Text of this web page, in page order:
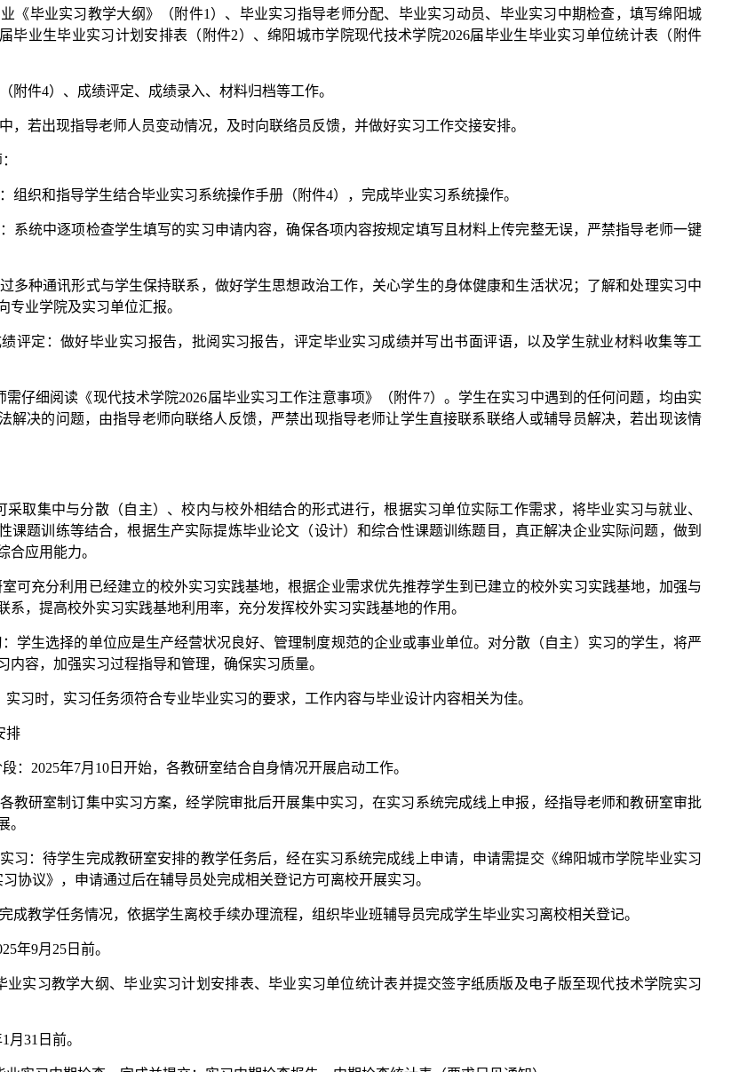
业《毕业实习教学大纲》（附件1）、毕业实习指导老师分配、毕业实习动员、毕业实习中期检查，填写绵阳城
毕业生毕业实习计划安排表（附件2）、绵阳城市学 院现代技术学院2026届毕业生毕业实习单位统计表（附件
附件4）、成绩评定、 成绩录入、材料归档等工作。
，若出现指导老师人员变动情况，及时向联络员反馈，并做好实习工作交接安排。
组织和指导学生结合毕业实习系统操作手册（附件4），完成毕业实习系统操作。
：系统中逐项检查学生填写的实习申请内容，确保各项内容按规定填写且材料上传完整无误，严禁指导老师一键
过多种通讯形式与学生保持联系，做好学生思想政治工作，关心学生的身体健康和生活状况；了解和处理实习中
专业学院及实习单位汇报。
绩评定：做好毕业实习报告，批阅实习报告，评定毕业实习成绩并写出书面评语，以及学生就业材料收集等工
需仔细阅读《现代技术学院2026届毕业实习工作注意事项》（附件7）。学生在实习中遇到的任何问题，均由实
解决的问题，由指导老师向联络人反馈，严禁出现指导老师让学生直接联系联络人或辅导员解决，若出现该情
采取集中与分散（自主）、校内与校外相结合的形式进行，根据实习单位实际工作需求，将毕业实习与就业、
课题训练等结合，根据生产实际提炼毕业论文（设计）和综合性课题训练题目，真正解决企业实际问题，做到
合应用能力。
可充分利用已经建立的校外实习实践基地，根据企业需求优先推荐学生到已建立的校外实习实践基地，加强与
系，提高校外实习实践基地利用率，充分发挥校外实习实践基地的作用。
学生选择的单位应是生产经营状况良好、管理制度规范的企业或事业单位。对分散（自主）实习的学生，将严
内容，加强实习过程指导和管理，确保实习质量。
习时，实习任务须符合专业毕业实习的要求，工作内容与毕业设计内容相关为佳。
排
：2025年7月10日开始，各教研室结合自身情况开展启动工作。
各教研室制订集中实习方案，经学院审批后开展集中实习，在实习系统完成线上申报，经指导老师和教研室审批
。
实习：待学生完成教研室安排的教学任务后，经在实习系统完成线上申请，申请需提交《绵阳城市学院毕业实习
协议》，申请通过后在辅导员处完成相关登记方可离校开展实习。
成教学任务情况，依据学生离校手续办理流程，组织毕业班辅导员完成学生毕业实习离校相关登记。
年9月25日前。
业实习教学大纲、毕业实习计划安排表、毕业实习单位统计表并提交签字纸质版及电子版至现代技术学院实习
月31日前。